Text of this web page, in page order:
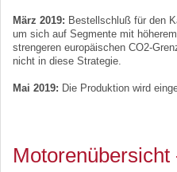
März 2019: Bestellschluß für den
um sich auf Segmente mit
strengeren europäischen CO2-
nicht in diese Strategie.
Mai 2019: Die Produktion wird
Motorenübersicht